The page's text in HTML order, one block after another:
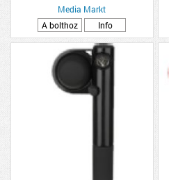
Media Markt
A bolthoz
Info